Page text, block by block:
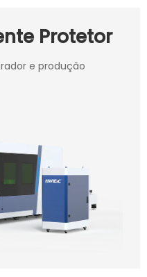
Protetor
e produção